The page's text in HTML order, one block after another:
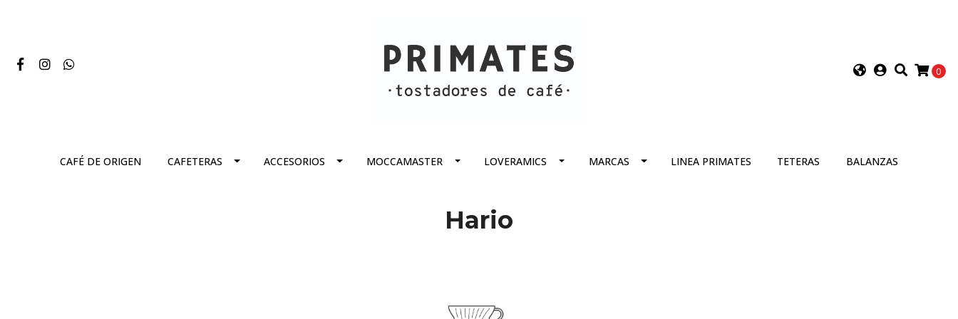
0
CAFÉ DE ORIGEN CAFETERAS ACCESORIOS MOCCAMASTER LOVERAMICS MARCAS LINEA PRIMATES TETERAS BALANZAS
Hario